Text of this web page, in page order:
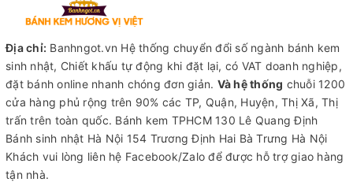
Địa chỉ: Banhngot.vn Hệ thống chuyển đổi số ngành bánh kem
sinh nhật, Chiết khấu tự động khi đặt lại, có VAT doanh nghiệp,
đặt bánh online nhanh chóng đơn giản. Và hệ thống chuỗi 1200
cửa hàng phủ rộng trên 90% các TP, Quận, Huyện, Thị Xã, Thị
trấn trên toàn quốc. Bánh kem TPHCM130 Lê Quang Định
Bánh sinh nhật Hà Nội 154 Trương Định Hai Bà Trưng Hà Nội
Khách vui lòng liên hệ Facebook/Zalo để được hỗ trợ giao hàng
tận nhà.